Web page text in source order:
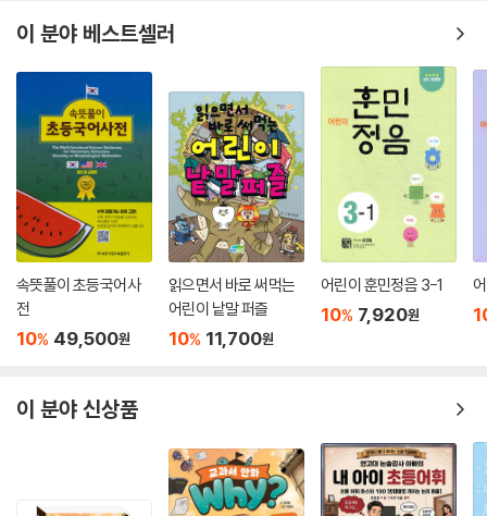
이 분야 베스트셀러
속뜻풀이 초등국어사
전
10% 49,500원
읽으면서 바로 써먹는
어린이 낱말 퍼즐
10% 11,700원
어린이 훈민정음 3-1
10% 7,920원
이 분야 신상품